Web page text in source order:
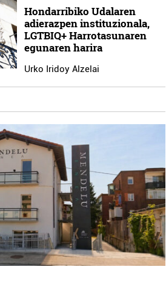
Hondarribiko Udalaren
adierazpen instituzionala,
LGTBIQ+ Harrotasunaren
egunaren harira
Urko Iridoy Alzelai